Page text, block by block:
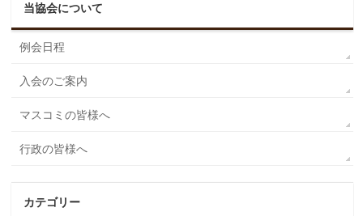
当協会について
例会日程
入会のご案内
マスコミの皆様へ
行政の皆様へ
カテゴリー